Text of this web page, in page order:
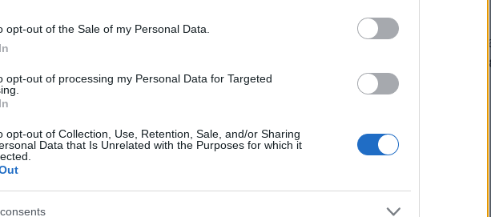
opt-out of the Sale of my Personal Data.
opt-out of processing my Personal Data for Targeted
opt-out of Collection, Use, Retention, Sale, and/or Sharing
Data that Is Unrelated with the Purposes for which it
Tsapis
ταξίδι στις
Σίφνου!